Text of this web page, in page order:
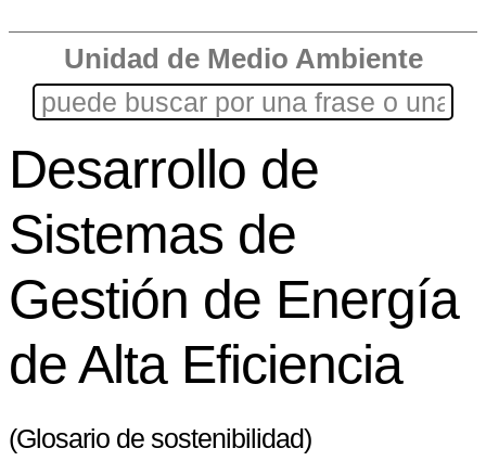
Unidad de Medio Ambiente
Desarrollo de
Sistemas de
Gestión de Energía
de Alta Eficiencia
(Glosario de sostenibilidad)